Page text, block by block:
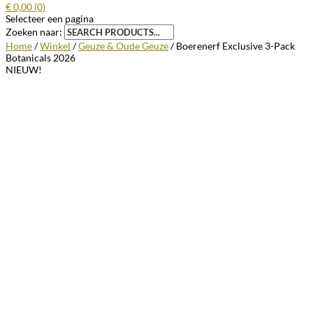
€0,00 (0)
Selecteer een pagina
Zoeken naar:
Home/Winkel /Geuze & Oude Geuze/ Boerenerf Exclusive 3-Pack
Botanicals 2026
NIEUW!